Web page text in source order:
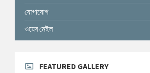
যোগাযোগ
ওয়েব মেইল
FEATURED GALLERY